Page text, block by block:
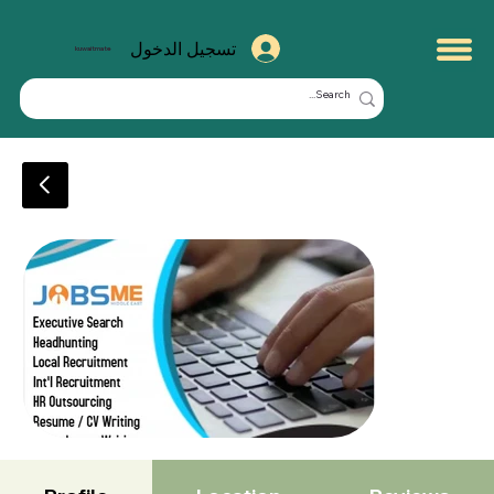
kuwaitmate تسجيل الدخول